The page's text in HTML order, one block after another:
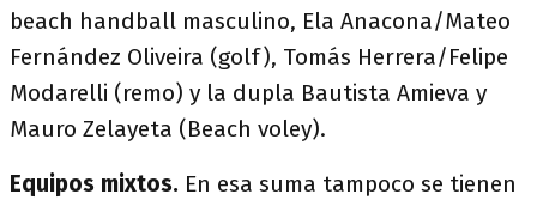
beach handball masculino, Ela Anacona/Mateo
Fernández Oliveira (golf), Tomás Herrera/Felipe
Modarelli (remo) y la dupla Bautista Amieva y
Mauro Zelayeta (Beach voley).
Equipos mixtos. En esa suma tampoco se tienen